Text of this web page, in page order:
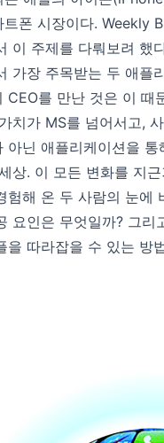
폰 시장이다. Weekly
이 주제를 다뤄보려 했
가장 주목받는 두 애플
CEO를 만난 것은 이 때
치가 MS를 넘어서고,
아닌 애플리케이션을 통
상. 이 모든 변화를 지근
험해 온 두 사람의 눈에
요인은 무엇일까? 그리
을 따라잡을 수 있는 방